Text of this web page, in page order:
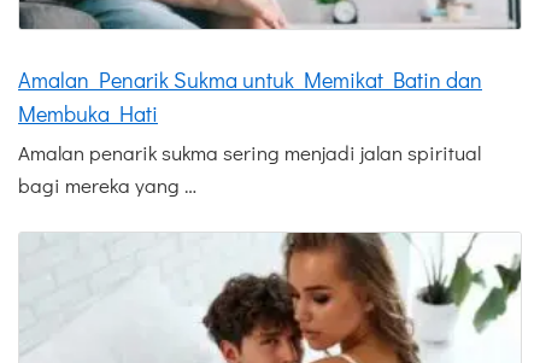
Amalan Penarik Sukma untuk Memikat Batin dan
Membuka Hati
Amalan penarik sukma sering menjadi jalan spiritual
bagi mereka yang …